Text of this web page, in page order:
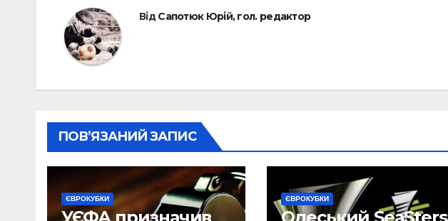
ВідСапотюк Юрій, гол. редактор
ПОВ’ЯЗАНИЙ ЗАПИС
ЄВРОКУБКИ ЄВРОКУБКИ